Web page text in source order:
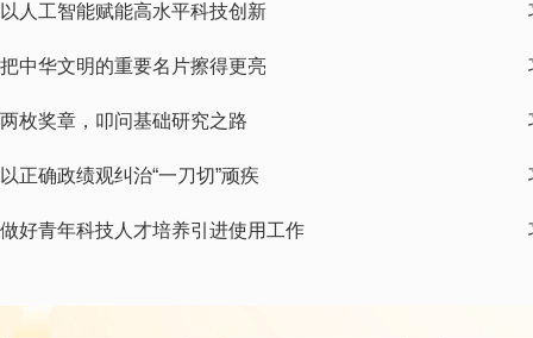
以人工智能赋能高水平科技创新
把中华文明的重要名片擦得更亮
两枚奖章，叩问基础研究之路
以正确政绩观纠治“一刀切”顽疾
做好青年科技人才培养引进使用工作